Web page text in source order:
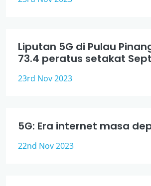
Liputan 5G di Pulau
73.4 peratus setakat
23rd Nov 2023
5G: Era internet masa
22nd Nov 2023